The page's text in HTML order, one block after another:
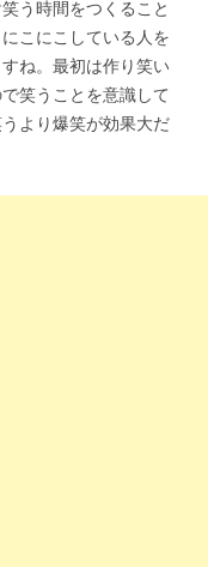
う時間をつくること
こにこしている人を
ね。最初は作り笑い
笑うことを意識して
より爆笑が効果大だ